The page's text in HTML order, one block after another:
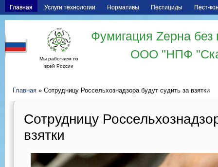
Главная Услуги технологии Нормативы Пестициды Пест-
Мы работаем по
всей России
Фумигация Zерна
ООО "НПФ
Главная » Сотрудницу Россельхознадзора будут судить за взятки
Сотрудницу
взятки